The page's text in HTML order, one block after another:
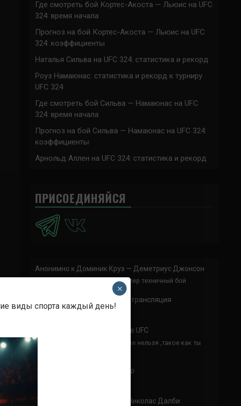
Где смотреть бой Кортес-Акоста — Льюис на UFC
324: время начала
Прогноз на бой Кортес-Акоста — Льюис на UFC
324: коэффициенты
Наталья Сильва на UFC 324: статистика и рекорд
Роуз Намаюнас: статистика и рекорд к турниру
UFC 324
Где смотреть бой Сильва — Намаюнас на UFC
324: время начала
Прогноз на бой Сильва — Намаюнас на UFC 324:
коэффициенты
Арнольд Аллен на UFC 324: статистика и рекорд
ПРИСОЕДИНЯЙСЯ
Анонимно к Доминик Круз — Деметриус Джонсон
Спасибо что выложили этот супер техничный бой
UFC 324 прямая трансляция
А как смотреть с ноутбука?
Расписание боев UFC
Кусок говна ты, существом даже нельзя ,такое как ты
Конор МакГрегор
Анонимно Рэнди Браун — Николас Далби
виды спорта каждый день!
×